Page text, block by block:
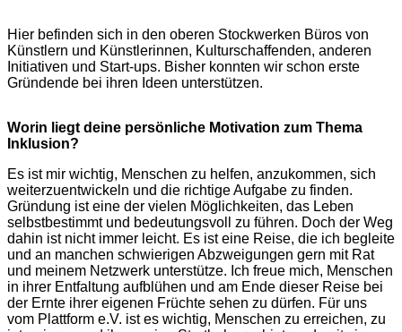
Hier befinden sich in den oberen Stockwerken Büros von
Künstlern und Künstlerinnen, Kulturschaffenden, anderen
Initiativen und Start-ups. Bisher konnten wir schon erste
Gründende bei ihren Ideen unterstützen.
Worin liegt deine persönliche Motivation zum Thema
Inklusion?
Es ist mir wichtig, Menschen zu helfen, anzukommen, sich
weiterzuentwickeln und die richtige Aufgabe zu finden.
Gründung ist eine der vielen Möglichkeiten, das Leben
selbstbestimmt und bedeutungsvoll zu führen. Doch der Weg
dahin ist nicht immer leicht. Es ist eine Reise, die ich begleite
und an manchen schwierigen Abzweigungen gern mit Rat
und meinem Netzwerk unterstütze. Ich freue mich, Menschen
in ihrer Entfaltung aufblühen und am Ende dieser Reise bei
der Ernte ihrer eigenen Früchte sehen zu dürfen. Für uns
vom Plattform e.V. ist es wichtig, Menschen zu erreichen, zu